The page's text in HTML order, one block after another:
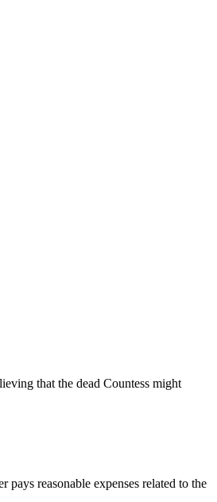
that the dead Countess might
pays reasonable expenses related to the